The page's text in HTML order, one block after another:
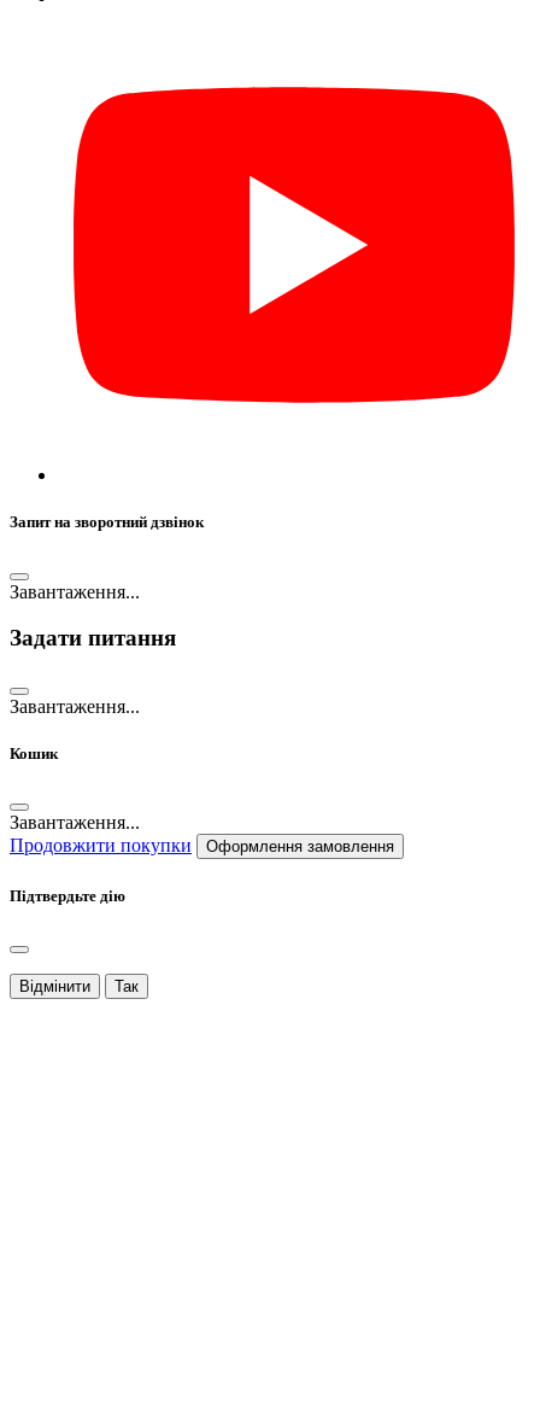
Запит на зворотний дзвінок
Завантаження...
Задати питання
Завантаження...
Кошик
Завантаження...
Продовжити покупки
Оформлення замовлення
Підтвердьте дію
Відмінити Так